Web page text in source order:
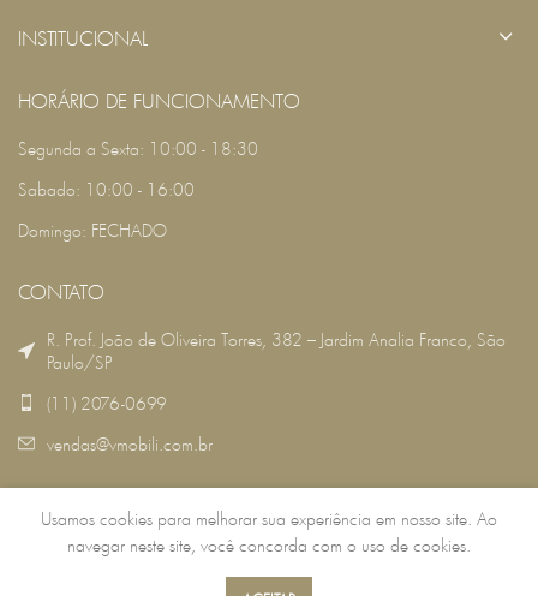
INSTITUCIONAL
HORÁRIO DE FUNCIONAMENTO
Segunda a Sexta: 10:00 - 18:30
Sabado: 10:00 - 16:00
Domingo: FECHADO
CONTATO
R. Prof. João de Oliveira Torres, 382 – Jardim Analia Franco, São
Paulo/SP
(11) 2076-0699
vendas@vmobili.com.br
2022 DESENVOLVIDO POR: RSG TECNOLOGIA .
Usamos cookies para melhorar sua experiência em nosso site. Ao
navegar neste site, você concorda com o uso de cookies.